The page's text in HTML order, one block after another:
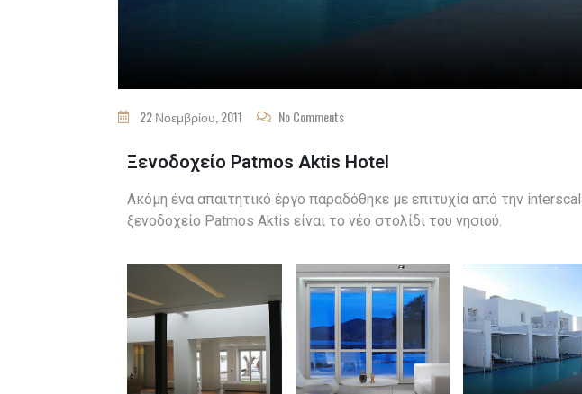
22 Νοεμβρίου, 2011 No Comments
Ξενοδοχείο Patmos Aktis Hotel
Ακόμη ένα απαιτητικό έργο παραδόθηκε με επιτυχία από την
ξενοδοχείο Patmos Aktis είναι το νέο στολίδι του νησιού.